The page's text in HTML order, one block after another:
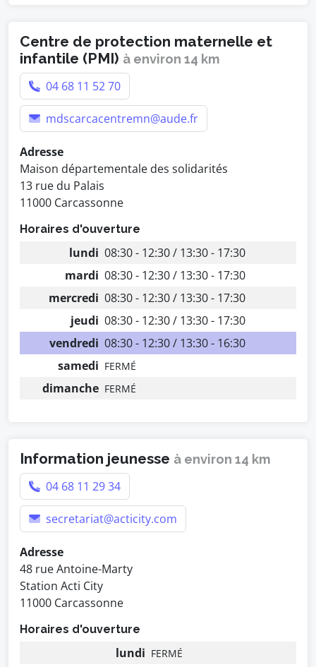
Centre de protection maternelle et
infantile (PMI) à environ 14 km
04 68 11 52 70
mdscarcacentremn@aude.fr
Adresse
Maison départementale des solidarités
13 rue du Palais
11000 Carcassonne
Horaires d'ouverture
lundi 08:30 - 12:30 / 13:30 - 17:30
mardi 08:30 - 12:30 / 13:30 - 17:30
mercredi 08:30 - 12:30 / 13:30 - 17:30
jeudi 08:30 - 12:30 / 13:30 - 17:30
vendredi 08:30 - 12:30 / 13:30 - 16:30
samedi FERMÉ
dimanche FERMÉ
Information jeunesse à environ 14 km
04 68 11 29 34
secretariat@acticity.com
Adresse
48 rue Antoine-Marty
Station Acti City
11000 Carcassonne
Horaires d'ouverture
lundi FERMÉ